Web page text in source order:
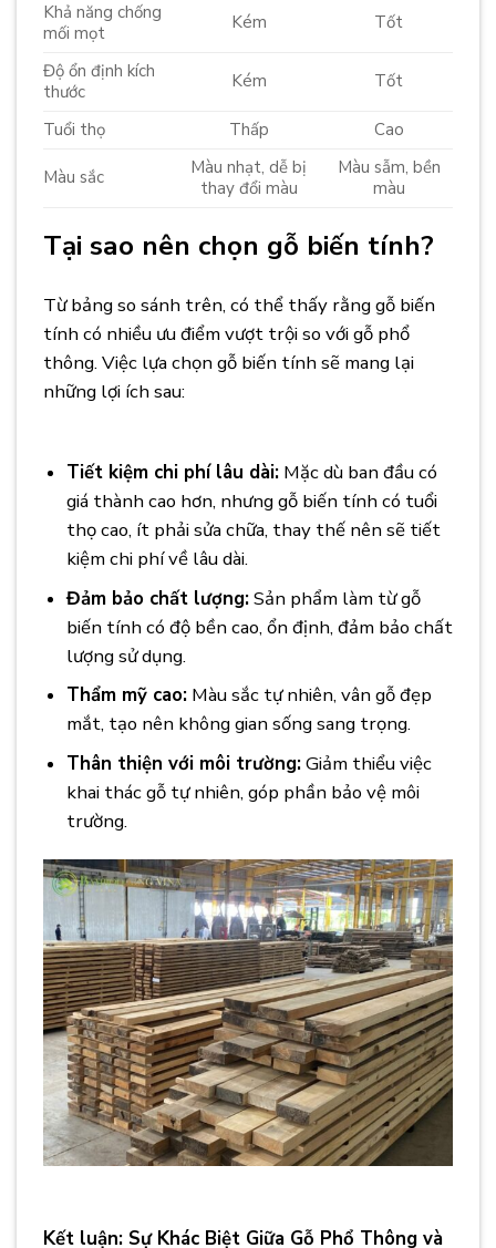
Khả năng chống
mối mọt
Kém Tốt
Độ ổn định kích
thước
Kém Tốt
Tuổi thọ Thấp Cao
Màu sắc
Màu nhạt, dễ bị
thay đổi màu
Màu sẫm, bền
màu
Tại sao nên chọn gỗ biến tính?
Từ bảng so sánh trên, có thể thấy rằng gỗ biến
tính có nhiều ưu điểm vượt trội so với gỗ phổ
thông. Việc lựa chọn gỗ biến tính sẽ mang lại
những lợi ích sau:
Tiết kiệm chi phí lâu dài:Mặc dù ban đầu có
giá thành cao hơn, nhưng gỗ biến tính có tuổi
thọ cao, ít phải sửa chữa, thay thế nên sẽ tiết
kiệm chi phí về lâu dài.
Đảm bảo chất lượng:Sản phẩm làm từ gỗ
biến tính có độ bền cao, ổn định, đảm bảo chất
lượng sử dụng.
Thẩm mỹ cao:Màu sắc tự nhiên, vân gỗ đẹp
mắt, tạo nên không gian sống sang trọng.
Thân thiện với môi trường:Giảm thiểu việc
khai thác gỗ tự nhiên, góp phần bảo vệ môi
trường.
Kết luận: Sự Khác Biệt Giữa Gỗ Phổ Thông và